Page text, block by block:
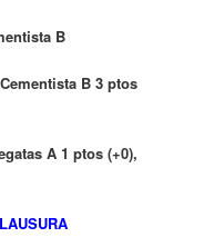
B
B 3 ptos
A 1 ptos (+0),